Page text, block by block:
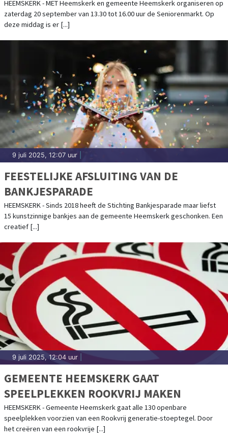
GEMEENTEHUIS
HEEMSKERK - MET Heemskerk en gemeente Heemskerk organiseren op
zaterdag 20 september van 13.30 tot 16.00 uur de Seniorenmarkt. Op
deze middag is er [...]
9 juli 2025, 12:07 uur
FEESTELIJKE AFSLUITING VAN DE
BANKJESPARADE
HEEMSKERK - Sinds 2018 heeft de Stichting Bankjesparade maar liefst
15 kunstzinnige bankjes aan de gemeente Heemskerk geschonken. Een
creatief [...]
9 juli 2025, 12:04 uur
GEMEENTE HEEMSKERK GAAT
SPEELPLEKKEN ROOKVRIJ MAKEN
HEEMSKERK - Gemeente Heemskerk gaat alle 130 openbare
speelplekken voorzien van een Rookvrij generatie-stoeptegel. Door
het creëren van een rookvrije [...]